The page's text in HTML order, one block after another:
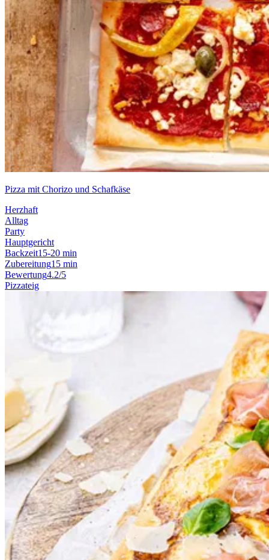
Pizza mit Chorizo und Schafkäse
Herzhaft
Alltag
Party
Hauptgericht
Backzeit15-20 min
Zubereitung15 min
Bewertung4.2/5
Pizzateig